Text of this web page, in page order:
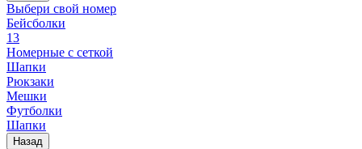
Выбери свой номер
Бейсболки
13
Номерные с сеткой
Шапки
Рюкзаки
Мешки
Футболки
Шапки
Назад